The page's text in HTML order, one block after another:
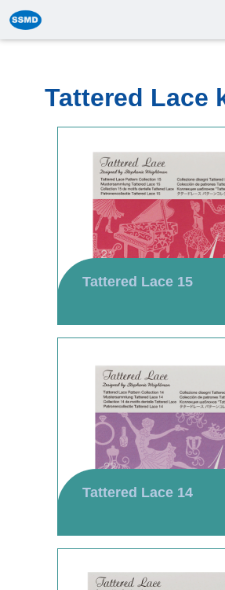
Tattered Lace
Tattered Lace 15
Tattered Lace 14